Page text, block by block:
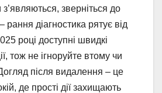
зверніться до
рання діагностика рятує від
році доступні швидкі
тож не ігноруйте втому чи
після видалення – це
де прості дії захищають